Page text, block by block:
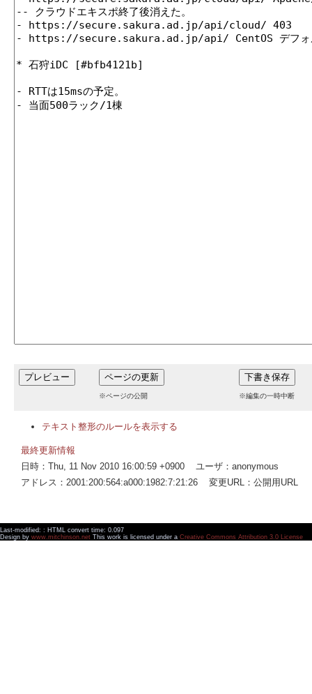
※ページの公開 ※編集の一時中断
テキスト整形のルールを表示する
最終更新情報
日時：Thu, 11 Nov 2010 16:00:59 +0900 ユーザ：anonymous
アドレス：2001:200:564:a000:1982:7:21:26 変更URL：公開用URL
Last-modified: : HTML convert time: 0.097
Design by www.mitchinson.net This work is licensed under a Creative Commons Attribution 3.0 License